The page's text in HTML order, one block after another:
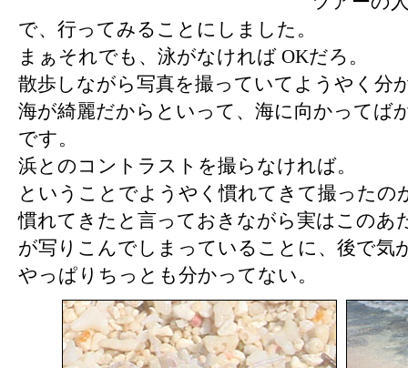
で、行ってみることにしました。
まぁそれでも、泳がなければ OKだろ。
散歩しながら写真を撮っていてようやく分
海が綺麗だからといって、海に向かってば
です。
浜とのコントラストを撮らなければ。
ということでようやく慣れてきて撮ったの
慣れてきたと言っておきながら実はこのあ
が写りこんでしまっていることに、後で気
やっぱりちっとも分かってない。